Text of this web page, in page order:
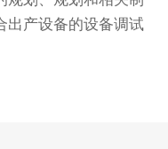
出产设备的设备调试